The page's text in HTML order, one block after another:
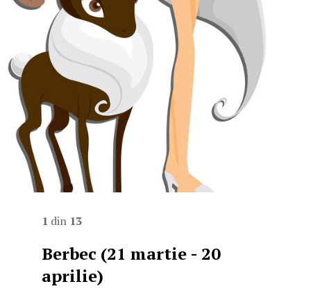
1 din 13
Berbec (21 martie - 20
aprilie)